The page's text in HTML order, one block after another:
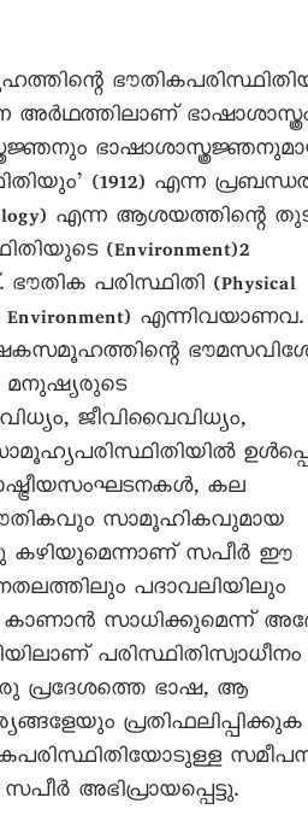
അർഥത്തിലാണ്
(1912) എന്ന
എന്ന ആശയത്തിന്റെ
(Environment)2
പരിസ്ഥിതി (Physical
Environment) എന്നിവയാണവ.
മനുഷ്യരുടെ
ജീവിവൈവിധ്യം,
കല
സാമൂഹികവുമായ
കഴിയുമെന്നാണ് സപീർ ഈ
പദാവലിയിലും
സാധിക്കുമെന്ന്
പ്രദേശത്തെ ഭാഷ, ആ
പ്രതിഫലിപ്പിക്കുക
അഭിപ്രായപ്പെട്ടു.